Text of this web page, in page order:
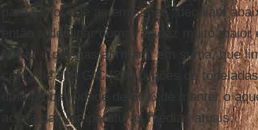
para tanto, que as emissões “decaiam
então a declinar numa rapidez muito
Millar e colegas afirmam, em suma, que
cerca de 200 GtC [200 bilhões de
uma probabilidade de 66% de manter o
acima das temperaturas médias atuais.